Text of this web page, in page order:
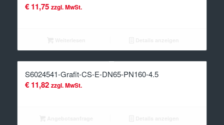
€11,75 zzgl. MwSt.
S6024541-Grafit-CS-E-DN65-PN160-4.5
€11,82 zzgl. MwSt.